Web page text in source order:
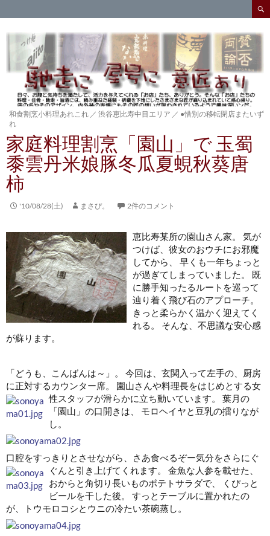
索
ン
ツ
キ
ッ
プ
和食割烹小料理あれこれ ／ 渋谷恵比寿中目エリア ／ ●惜別の移転閉店またいず
れ
家庭料理割烹「園山」で 玉蜀
黍雲丹米娘豚冬瓜夏蜆秋葵唐
柿
'10/08/28(土) まさぴ。 2件のコメント
恵比寿某所の園山さん家。 気が
つけば、彼女のおウチにお邪魔
してから、 早くも一年ちょっと
が過ぎてしまっていました。 既
に勝手知ったるルートを巡って
辿り着く飛び石のアプローチ。
きっと柔らかく温かく迎えてく
れる。 そんな、不思議な安心感
が蘇ります。
「どうも、こんばんは～」。 今回は、玄関入って左手の、厨房
に正対するカウンター席。 園山さんや料理長をはじめとする女
性スタッフが滑らかに立ち動いています。 葉月の
「園山」の口開きは、 モロヘイヤと豆乳の擂りなが
し。
口腔をすっきりとさせながら、さあ食べるぞー気分をさらにぐ
ぐんと引き上げてくれます。 金魚な人参を載せた、
おからと角切り長いものポテトサラダで、 くぴっと
ビールを干した後。 すっとテーブルに置かれたの
が、トウモロコシとウニの冷たい茶碗蒸し。